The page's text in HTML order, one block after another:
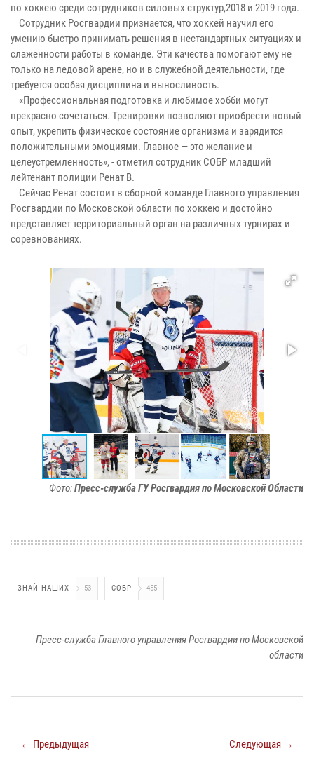
по хоккею среди сотрудников силовых структур,2018 и 2019 года.
Сотрудник Росгвардии признается, что хоккей научил его
умению быстро принимать решения в нестандартных ситуациях и
слаженности работы в команде. Эти качества помогают ему не
только на ледовой арене, но и в служебной деятельности, где
требуется особая дисциплина и выносливость.
«Профессиональная подготовка и любимое хобби могут
прекрасно сочетаться. Тренировки позволяют приобрести новый
опыт, укрепить физическое состояние организма и зарядится
положительными эмоциями. Главное — это желание и
целеустремленность», - отметил сотрудник СОБР младший
лейтенант полиции Ренат В.
Сейчас Ренат состоит в сборной команде Главного управления
Росгвардии по Московской области по хоккею и достойно
представляет территориальный орган на различных турнирах и
соревнованиях.
Фото:Пресс-служба ГУ Росгвардия по Московской Области
ЗНАЙ НАШИХ 53 СОБР 455
Пресс-служба Главного управления Росгвардии по Московской
области
← Предыдущая Следующая →